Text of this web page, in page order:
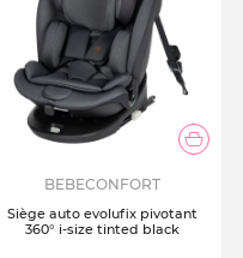
BEBECONFORT
Siège auto evolufix pivotant
360° i-size tinted black